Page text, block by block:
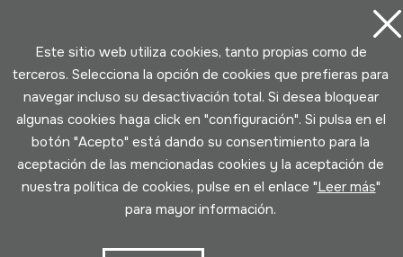
Condiciones de uso
Política de privacidad
Política de cookies
Desarrollado por Lotura
Este sitio web utiliza cookies, tanto propias como de
terceros. Selecciona la opción de cookies que prefieras para
navegar incluso su desactivación total. Si desea bloquear
algunas cookies haga click en "configuración". Si pulsa en el
botón "Acepto" está dando su consentimiento para la
aceptación de las mencionadas cookies y la aceptación de
nuestra política de cookies, pulse en el enlace "Leer más"
para mayor información.